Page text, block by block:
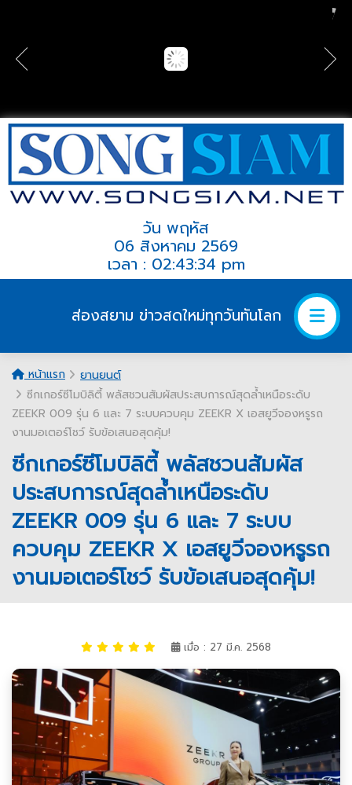
วัน พฤหัส
06 สิงหาคม 2569
เวลา : 02:43:34 pm
ส่องสยาม ข่าวสดใหม่ทุกวันทันโลก
หน้าแรก
ยานยนต์
ซีกเกอร์ซีโมบิลิตี้ พลัสชวนสัมผัสประสบการณ์สุดล้ำเหนือระดับ
ZEEKR 009 รุ่น 6 และ 7 ระบบควบคุม ZEEKR X เอสยูวีจองหรูรถ
งานมอเตอร์โชว์ รับข้อเสนอสุดคุ้ม!
ซีกเกอร์ซีโมบิลิตี้ พลัสชวนสัมผัส
ประสบการณ์สุดล้ำเหนือระดับ
ZEEKR 009 รุ่น 6 และ 7 ระบบ
ควบคุม ZEEKR X เอสยูวีจองหรูรถ
งานมอเตอร์โชว์ รับข้อเสนอสุดคุ้ม!
เมื่อ : 27 มี.ค. 2568